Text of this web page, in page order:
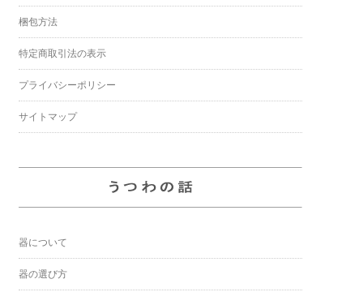
梱包方法
特定商取引法の表示
プライバシーポリシー
サイトマップ
器について
器の選び方